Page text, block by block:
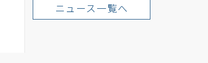
ニュース一覧へ